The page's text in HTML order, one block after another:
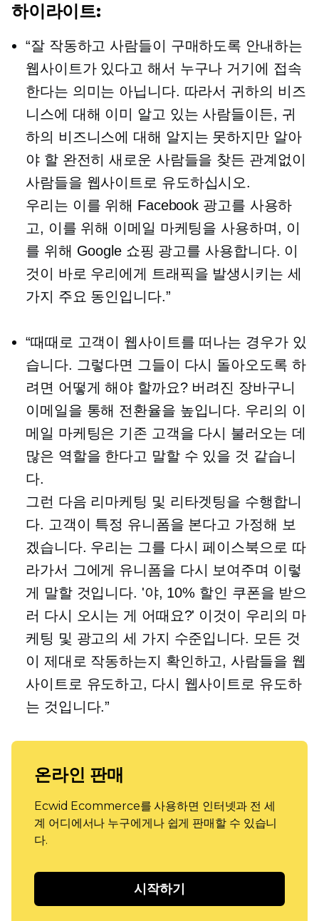
하이라이트:
“잘 작동하고 사람들이 구매하도록 안내하는
웹사이트가 있다고 해서 누구나 거기에 접속
한다는 의미는 아닙니다. 따라서 귀하의 비즈
니스에 대해 이미 알고 있는 사람들이든, 귀
하의 비즈니스에 대해 알지는 못하지만 알아
야 할 완전히 새로운 사람들을 찾든 관계없이
사람들을 웹사이트로 유도하십시오.
우리는 이를 위해 Facebook 광고를 사용하
고, 이를 위해 이메일 마케팅을 사용하며, 이
를 위해 Google 쇼핑 광고를 사용합니다. 이
것이 바로 우리에게 트래픽을 발생시키는 세
가지 주요 동인입니다.”
“때때로 고객이 웹사이트를 떠나는 경우가 있
습니다. 그렇다면 그들이 다시 돌아오도록 하
려면 어떻게 해야 할까요? 버려진 장바구니
이메일을 통해 전환율을 높입니다. 우리의 이
메일 마케팅은 기존 고객을 다시 불러오는 데
많은 역할을 한다고 말할 수 있을 것 같습니
다.
그런 다음 리마케팅 ​​및 리타겟팅을 수행합니
다. 고객이 특정 유니폼을 본다고 가정해 보
겠습니다. 우리는 그를 다시 페이스북으로 따
라가서 그에게 유니폼을 다시 보여주며 이렇
게 말할 것입니다. '야, 10% 할인 쿠폰을 받으
러 다시 오시는 게 어때요?' 이것이 우리의 마
케팅 및 광고의 세 가지 수준입니다. 모든 것
이 제대로 작동하는지 확인하고, 사람들을 웹
사이트로 유도하고, 다시 웹사이트로 유도하
는 것입니다.”
온라인 판매
Ecwid Ecommerce를 사용하면 인터넷과 전 세
계 어디에서나 누구에게나 쉽게 판매할 수 있습니
다.
시작하기